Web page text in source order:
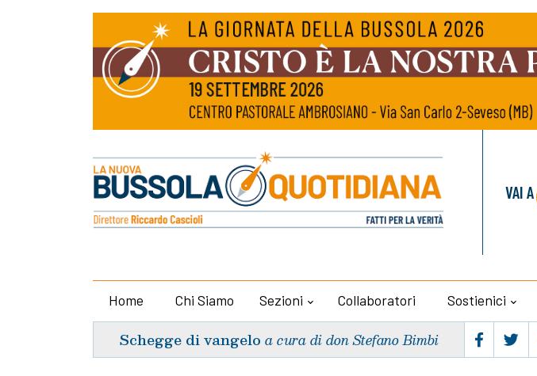
VAI A
Home Chi Siamo Sezioni Collaboratori Sostienici
Schegge di vangelo a cura di don Stefano Bimbi